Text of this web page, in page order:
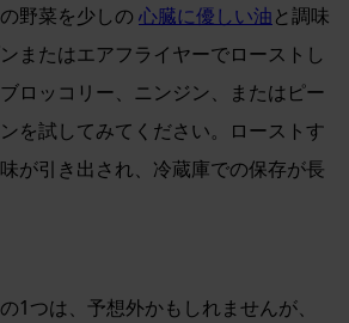
野菜を少しの 心臓に優しい油と調味
またはエアフライヤーでローストし
ロッコリー、ニンジン、またはピー
を試してみてください。ローストす
が引き出され、冷蔵庫での保存が長
1つは、予想外かもしれませんが、